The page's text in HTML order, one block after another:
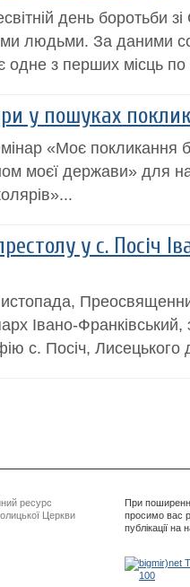
день боротьби
людьми. За даними
одне з перших місць
у пошуках
«Моє покликання
моєї держави» для
у с. Посіч
Івано-Франківський,
с. Посіч, Лисецького
ресурс
Церкви
При
просимо вас
публікації на